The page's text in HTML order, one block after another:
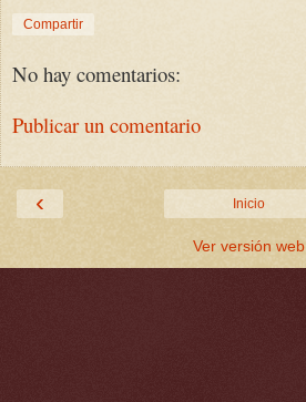
Compartir
No hay comentarios:
Publicar un comentario
‹ Inicio
Ver versión web